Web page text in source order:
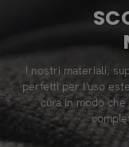
I nostri materiali,
perfetti per l'uso
cura in modo